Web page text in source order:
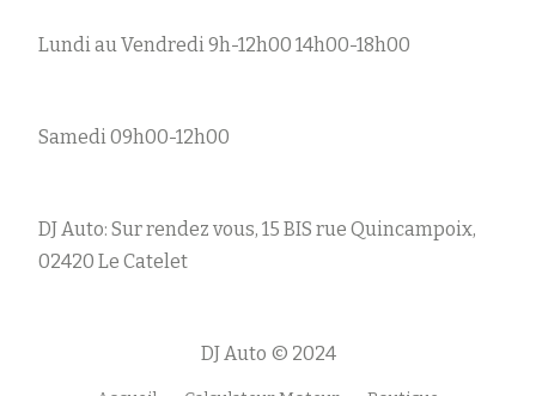
Lundi au Vendredi 9h-12h00 14h00-18h00
Samedi 09h00-12h00
DJ Auto: Sur rendez vous, 15 BIS rue Quincampoix,
02420 Le Catelet
DJ Auto © 2024